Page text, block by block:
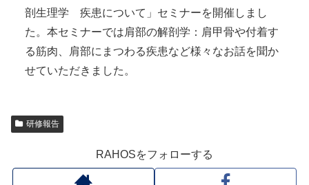
剖生理学 疾患について」セミナーを開催しまし
た。本セミナーでは肩部の解剖学：肩甲骨や付着す
る筋肉、肩部にまつわる疾患など様々なお話を聞か
せていただきました。
研修報告
RAHOSをフォローする